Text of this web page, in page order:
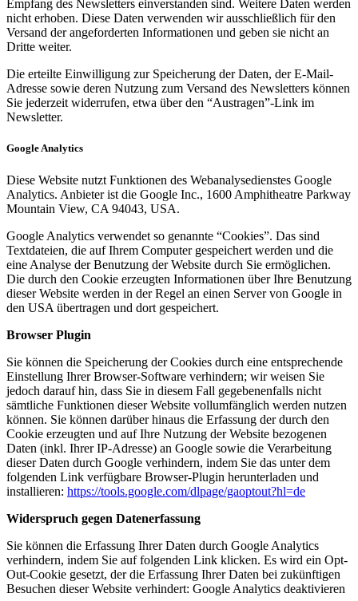
Empfang des Newsletters einverstanden sind. Weitere Daten werden
nicht erhoben. Diese Daten verwenden wir ausschließlich für den
Versand der angeforderten Informationen und geben sie nicht an
Dritte weiter.
Die erteilte Einwilligung zur Speicherung der Daten, der E-Mail-
Adresse sowie deren Nutzung zum Versand des Newsletters können
Sie jederzeit widerrufen, etwa über den “Austragen”-Link im
Newsletter.
Google Analytics
Diese Website nutzt Funktionen des Webanalysedienstes Google
Analytics. Anbieter ist die Google Inc., 1600 Amphitheatre Parkway
Mountain View, CA 94043, USA.
Google Analytics verwendet so genannte “Cookies”. Das sind
Textdateien, die auf Ihrem Computer gespeichert werden und die
eine Analyse der Benutzung der Website durch Sie ermöglichen.
Die durch den Cookie erzeugten Informationen über Ihre Benutzung
dieser Website werden in der Regel an einen Server von Google in
den USA übertragen und dort gespeichert.
Browser Plugin
Sie können die Speicherung der Cookies durch eine entsprechende
Einstellung Ihrer Browser-Software verhindern; wir weisen Sie
jedoch darauf hin, dass Sie in diesem Fall gegebenenfalls nicht
sämtliche Funktionen dieser Website vollumfänglich werden nutzen
können. Sie können darüber hinaus die Erfassung der durch den
Cookie erzeugten und auf Ihre Nutzung der Website bezogenen
Daten (inkl. Ihrer IP-Adresse) an Google sowie die Verarbeitung
dieser Daten durch Google verhindern, indem Sie das unter dem
folgenden Link verfügbare Browser-Plugin herunterladen und
installieren: https://tools.google.com/dlpage/gaoptout?hl=de
Widerspruch gegen Datenerfassung
Sie können die Erfassung Ihrer Daten durch Google Analytics
verhindern, indem Sie auf folgenden Link klicken. Es wird ein Opt-
Out-Cookie gesetzt, der die Erfassung Ihrer Daten bei zukünftigen
Besuchen dieser Website verhindert: Google Analytics deaktivieren